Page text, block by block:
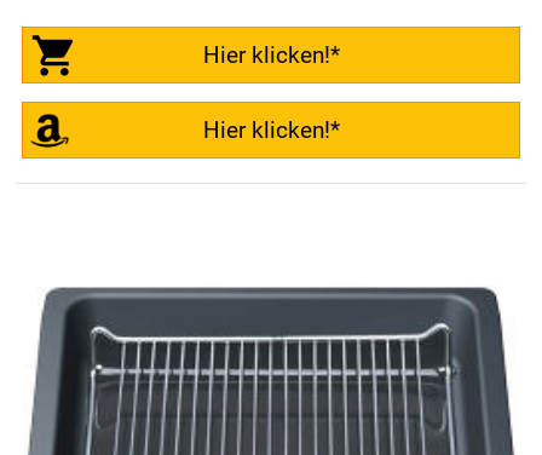
Hier klicken!*
Hier klicken!*